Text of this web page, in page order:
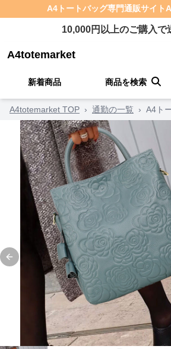
A4トートバッグ専門通販サイト
10,000円以上のご購入で
A4totemarket
新着商品 商品を検索
A4totemarket TOP › 通勤の一覧 › A4ト
Previous slide